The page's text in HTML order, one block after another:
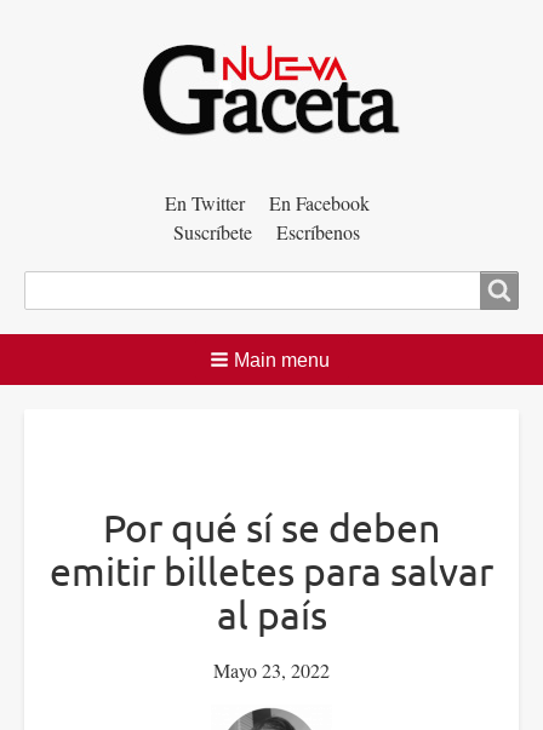
En Twitter
En Facebook
Suscríbete
Escríbenos
Main menu
Por qué sí se deben
emitir billetes para salvar
al país
Mayo 23, 2022